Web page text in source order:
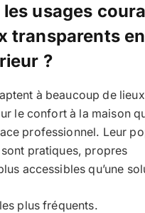
usages
transparents
?
à beaucoup de
le confort à la maison
professionnel. Leur
pratiques, propres
accessibles qu’une
plus fréquents.